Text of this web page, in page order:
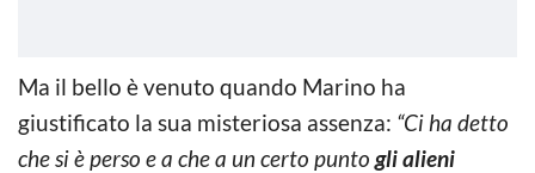
Ma il bello è venuto quando Marino ha
giustificato la sua misteriosa assenza: “Ci ha detto
che si è perso e a che a un certo punto gli alieni